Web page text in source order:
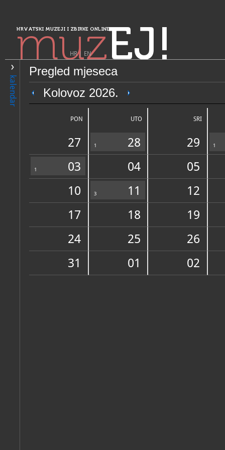
HRVATSKI MUZEJI I ZBIRKE ONLINE
muzEJ!
HR| EN
kalendar
Pregled mjeseca
Kolovoz 2026.
PON UTO SRI
27 1 28 29 1
1 03 04
05
10
3 11
12
17
18
19
24
25
26
31
01 02
PRETRAŽIVANJE
Sjeverozapadna Hrvatska
Zavičajni muzej Kalinovac
OPĆI PODACI
Muzej